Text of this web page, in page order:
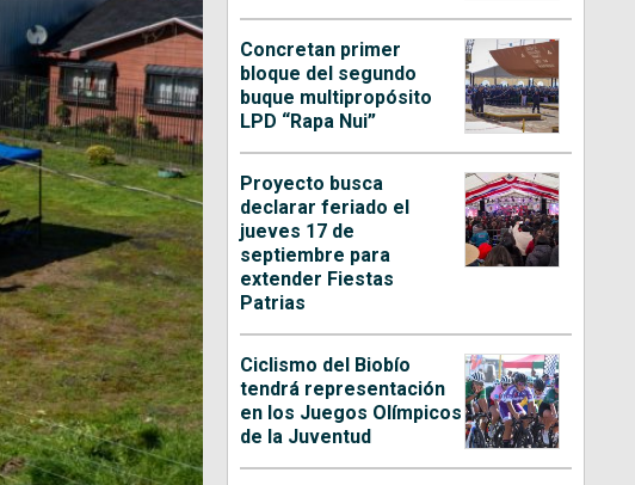
Concretan primer
bloque del segundo
buque multipropósito
LPD “Rapa Nui”
Proyecto busca
declarar feriado el
jueves 17 de
septiembre para
extender Fiestas
Patrias
Ciclismo del Biobío
tendrá representación
en los Juegos Olímpicos
de la Juventud